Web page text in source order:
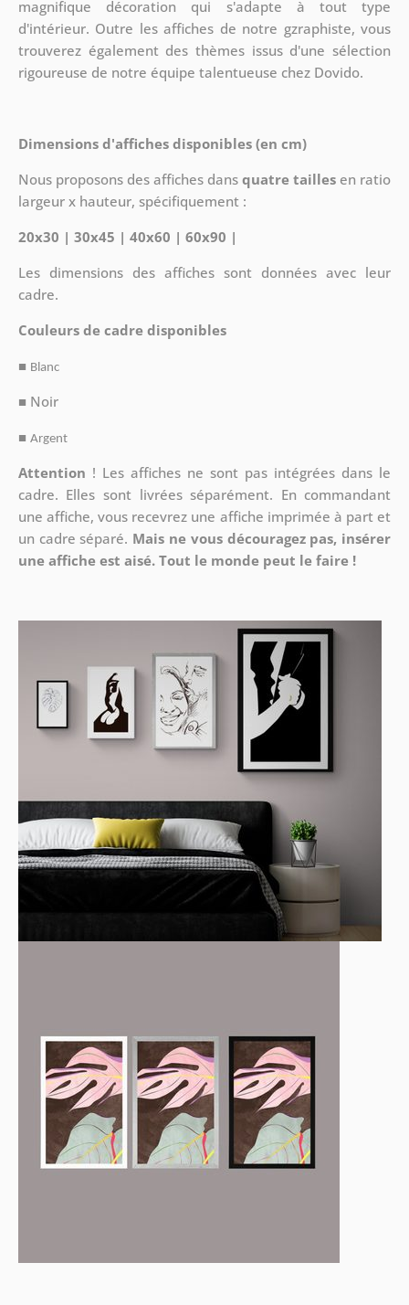
magnifique décoration qui s'adapte à tout type
d'intérieur. Outre les affiches de notre gzraphiste, vous
trouverez également des thèmes issus d'une sélection
rigoureuse de notre équipe talentueuse chez Dovido.
Dimensions d'affiches disponibles (en cm)
Nous proposons des affiches dansquatre tailles en ratio
largeur x hauteur, spécifiquement :
20x30 | 30x45 | 40x60 | 60x90 |
Les dimensions des affiches sont données avec leur
cadre.
Couleurs de cadre disponibles
■ Blanc
■ Noir
■ Argent
Attention ! Les affiches ne sont pas intégrées dans le
cadre. Elles sont livrées séparément. En commandant
une affiche, vous recevrez une affiche imprimée à part et
un cadre séparé. Mais ne vous découragez pas, insérer
une affiche est aisé. Tout le monde peut le faire !